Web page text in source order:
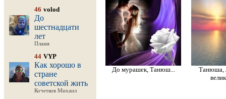
46 volod
До
шестнадцати
лет
Пламя
44 VYP
Как хорошо в
стране
советской жить
Кочетков Михаил
До мурашек, Танюш...
Танюша,